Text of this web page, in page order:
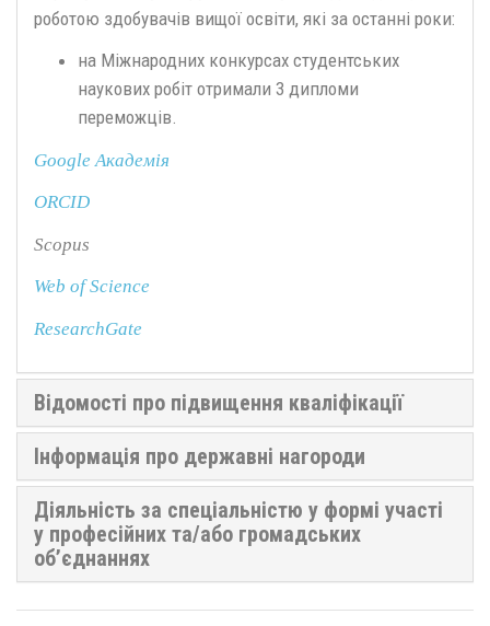
роботою здобувачів вищої освіти, які за останні роки:
на Міжнародних конкурсах студентських
наукових робіт отримали 3 дипломи
переможців.
Google Академія
ORCID
Scopus
Web of Science
ResearchGate
Відомості про підвищення кваліфікації
Інформація про державні нагороди
Діяльність за спеціальністю у формі участі
у професійних та/або громадських
об’єднаннях